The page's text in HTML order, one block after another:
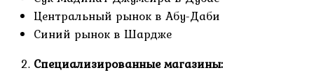
Центральный рынок в Абу-Даби
Синий рынок в Шардже
Специализированные магазины: